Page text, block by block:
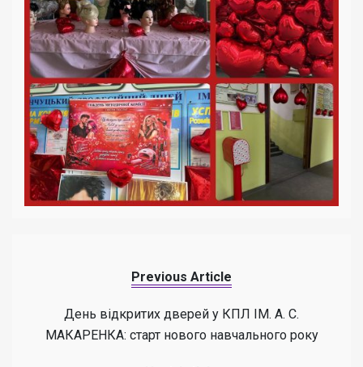
Previous Article
День відкритих дверей у КПЛ ІМ. А. С.
МАКАРЕНКА: старт нового навчального року